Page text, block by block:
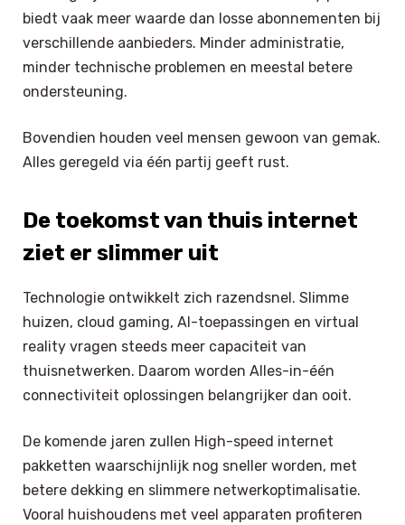
biedt vaak meer waarde dan losse abonnementen bij
verschillende aanbieders. Minder administratie,
minder technische problemen en meestal betere
ondersteuning.
Bovendien houden veel mensen gewoon van gemak.
Alles geregeld via één partij geeft rust.
De toekomst van thuis internet
ziet er slimmer uit
Technologie ontwikkelt zich razendsnel. Slimme
huizen, cloud gaming, AI-toepassingen en virtual
reality vragen steeds meer capaciteit van
thuisnetwerken. Daarom worden Alles-in-één
connectiviteit oplossingen belangrijker dan ooit.
De komende jaren zullen High-speed internet
pakketten waarschijnlijk nog sneller worden, met
betere dekking en slimmere netwerkoptimalisatie.
Vooral huishoudens met veel apparaten profiteren